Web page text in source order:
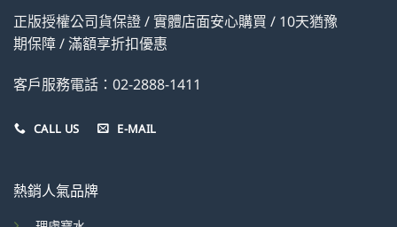
正版授權公司貨保證 / 實體店面安心購買 / 10天猶豫
期保障 / 滿額享折扣優惠
客戶服務電話：02-2888-1411
CALL US E-MAIL
熱銷人氣品牌